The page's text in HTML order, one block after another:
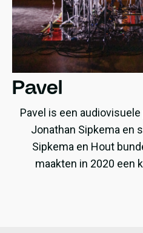
Pavel
Pavel is een
Jonathan Sipkema en
Sipkema en Hout
maakten in 2020 een